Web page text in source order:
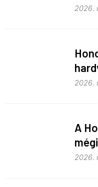
2026.
is
2026.
A
2026.